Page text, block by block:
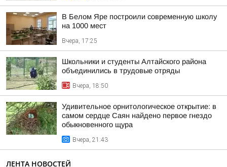
В Белом Яре построили современную школу
на 1000 мест
Вчера, 17:25
Школьники и студенты Алтайского района
объединились в трудовые отряды
Вчера, 18:50
Удивительное орнитологическое открытие: в
самом сердце Саян найдено первое гнездо
обыкновенного щура
Вчера, 21:43
ЛЕНТА НОВОСТЕЙ